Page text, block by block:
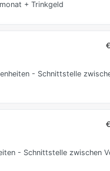
+ Trinkgeld
- Schnittstelle
- Schnittstelle zwischen